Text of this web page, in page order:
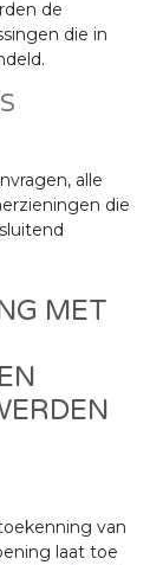
de
die in
alle
die
MET
van
laat toe